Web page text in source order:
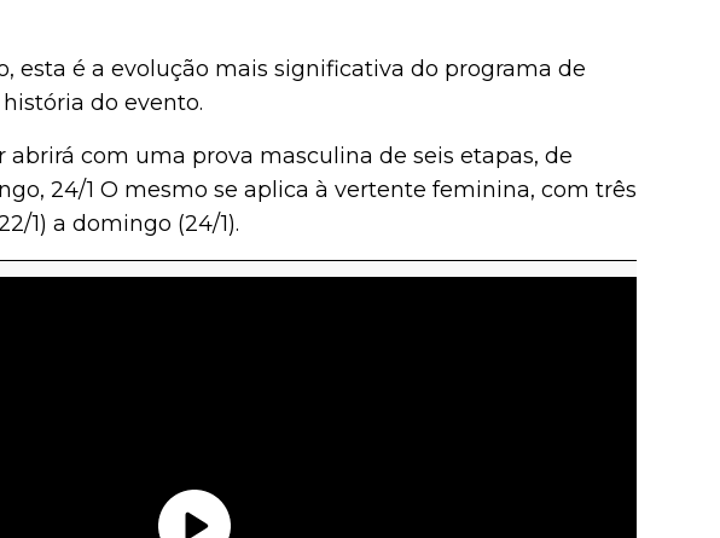
esta é a evolução mais significativa do programa de
do evento.
abrirá com uma prova masculina de seis etapas, de
24/1 O mesmo se aplica à vertente feminina, com três
1) a domingo (24/1).